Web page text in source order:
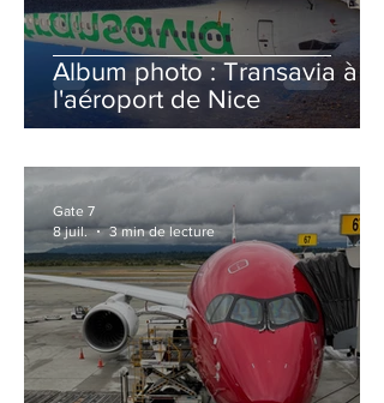
Album photo : Transavia à
l'aéroport de Nice
Gate 7
8 juil.
3 min de lecture